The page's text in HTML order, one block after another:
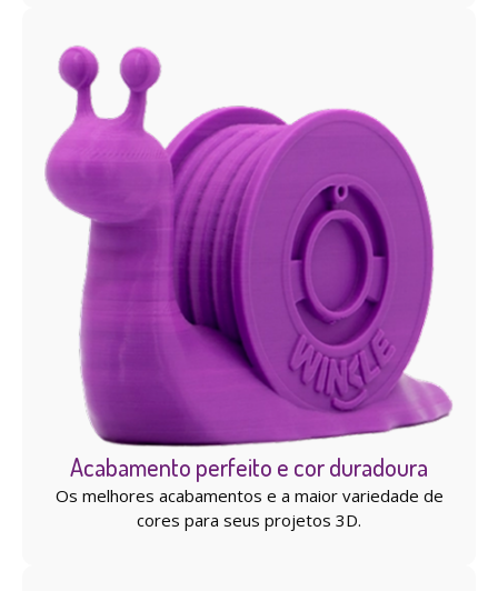
Acabamento perfeito e cor duradoura
Os melhores acabamentos e a maior variedade de
cores para seus projetos 3D.